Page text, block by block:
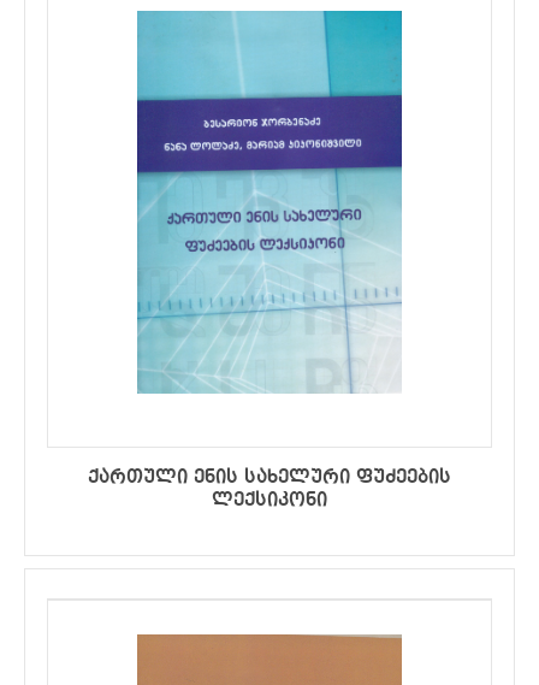
ქართული ენის სახელური ფუძეების
ლექსიკონი